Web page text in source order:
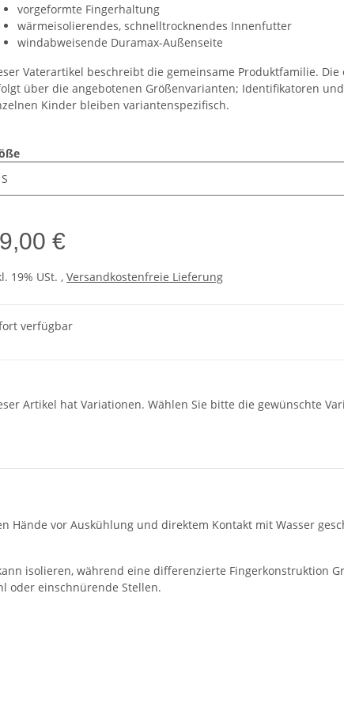
vorgeformte Fingerhaltung
wärmeisolierendes, schnelltrocknendes Innenfutter
windabweisende Duramax-Außenseite
Vaterartikel beschreibt die gemeinsame Produktfamilie.
über die angebotenen Größenvarianten; Identifikatoren
Kinder bleiben variantenspezifisch.
€
19% USt. , Versandkostenfreie Lieferung
verfügbar
Artikel hat Variationen. Wählen Sie bitte die gewünschte
Hände vor Auskühlung und direktem Kontakt mit Wasser
isolieren, während eine differenzierte Fingerkonstruktion
oder einschnürende Stellen.